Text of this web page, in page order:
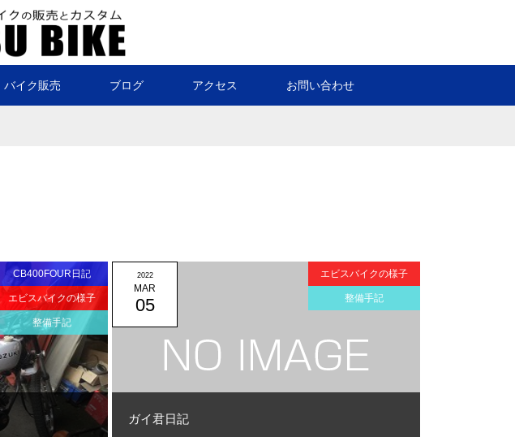
バイク販売 ブログ アクセス お問い合わせ
CB400FOUR日記
エビスバイクの様子
整備手記
ガイ君日記
2022
MAR
05
エビスバイクの様子
整備手記